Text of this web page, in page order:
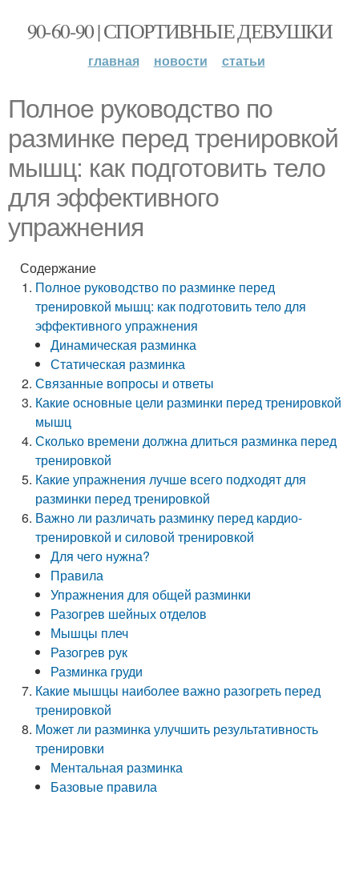
90-60-90 | СПОРТИВНЫЕ ДЕВУШКИ
главная новости статьи
Полное руководство по
разминке перед тренировкой
мышц: как подготовить тело
для эффективного
упражнения
Содержание
Полное руководство по разминке перед
тренировкой мышц: как подготовить тело для
эффективного упражнения
Динамическая разминка
Статическая разминка
Связанные вопросы и ответы
Какие основные цели разминки перед тренировкой
мышц
Сколько времени должна длиться разминка перед
тренировкой
Какие упражнения лучше всего подходят для
разминки перед тренировкой
Важно ли различать разминку перед кардио-
тренировкой и силовой тренировкой
Для чего нужна?
Правила
Упражнения для общей разминки
Разогрев шейных отделов
Мышцы плеч
Разогрев рук
Разминка груди
Какие мышцы наиболее важно разогреть перед
тренировкой
Может ли разминка улучшить результативность
тренировки
Ментальная разминка
Базовые правила